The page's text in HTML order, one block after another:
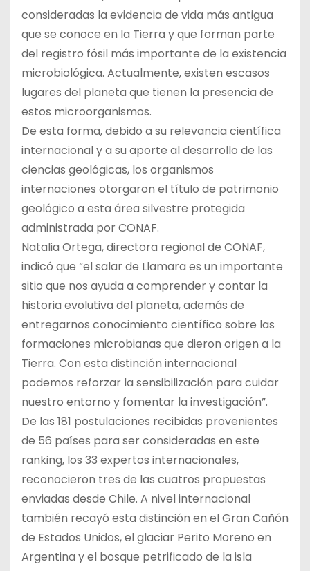
consideradas la evidencia de vida más antigua
que se conoce en la Tierra y que forman parte
del registro fósil más importante de la existencia
microbiológica. Actualmente, existen escasos
lugares del planeta que tienen la presencia de
estos microorganismos.
De esta forma, debido a su relevancia científica
internacional y a su aporte al desarrollo de las
ciencias geológicas, los organismos
internaciones otorgaron el título de patrimonio
geológico a esta área silvestre protegida
administrada por CONAF.
Natalia Ortega, directora regional de CONAF,
indicó que “el salar de Llamara es un importante
sitio que nos ayuda a comprender y contar la
historia evolutiva del planeta, además de
entregarnos conocimiento científico sobre las
formaciones microbianas que dieron origen a la
Tierra. Con esta distinción internacional
podemos reforzar la sensibilización para cuidar
nuestro entorno y fomentar la investigación”.
De las 181 postulaciones recibidas provenientes
de 56 países para ser consideradas en este
ranking, los 33 expertos internacionales,
reconocieron tres de las cuatros propuestas
enviadas desde Chile. A nivel internacional
también recayó esta distinción en el Gran Cañón
de Estados Unidos, el glaciar Perito Moreno en
Argentina y el bosque petrificado de la isla